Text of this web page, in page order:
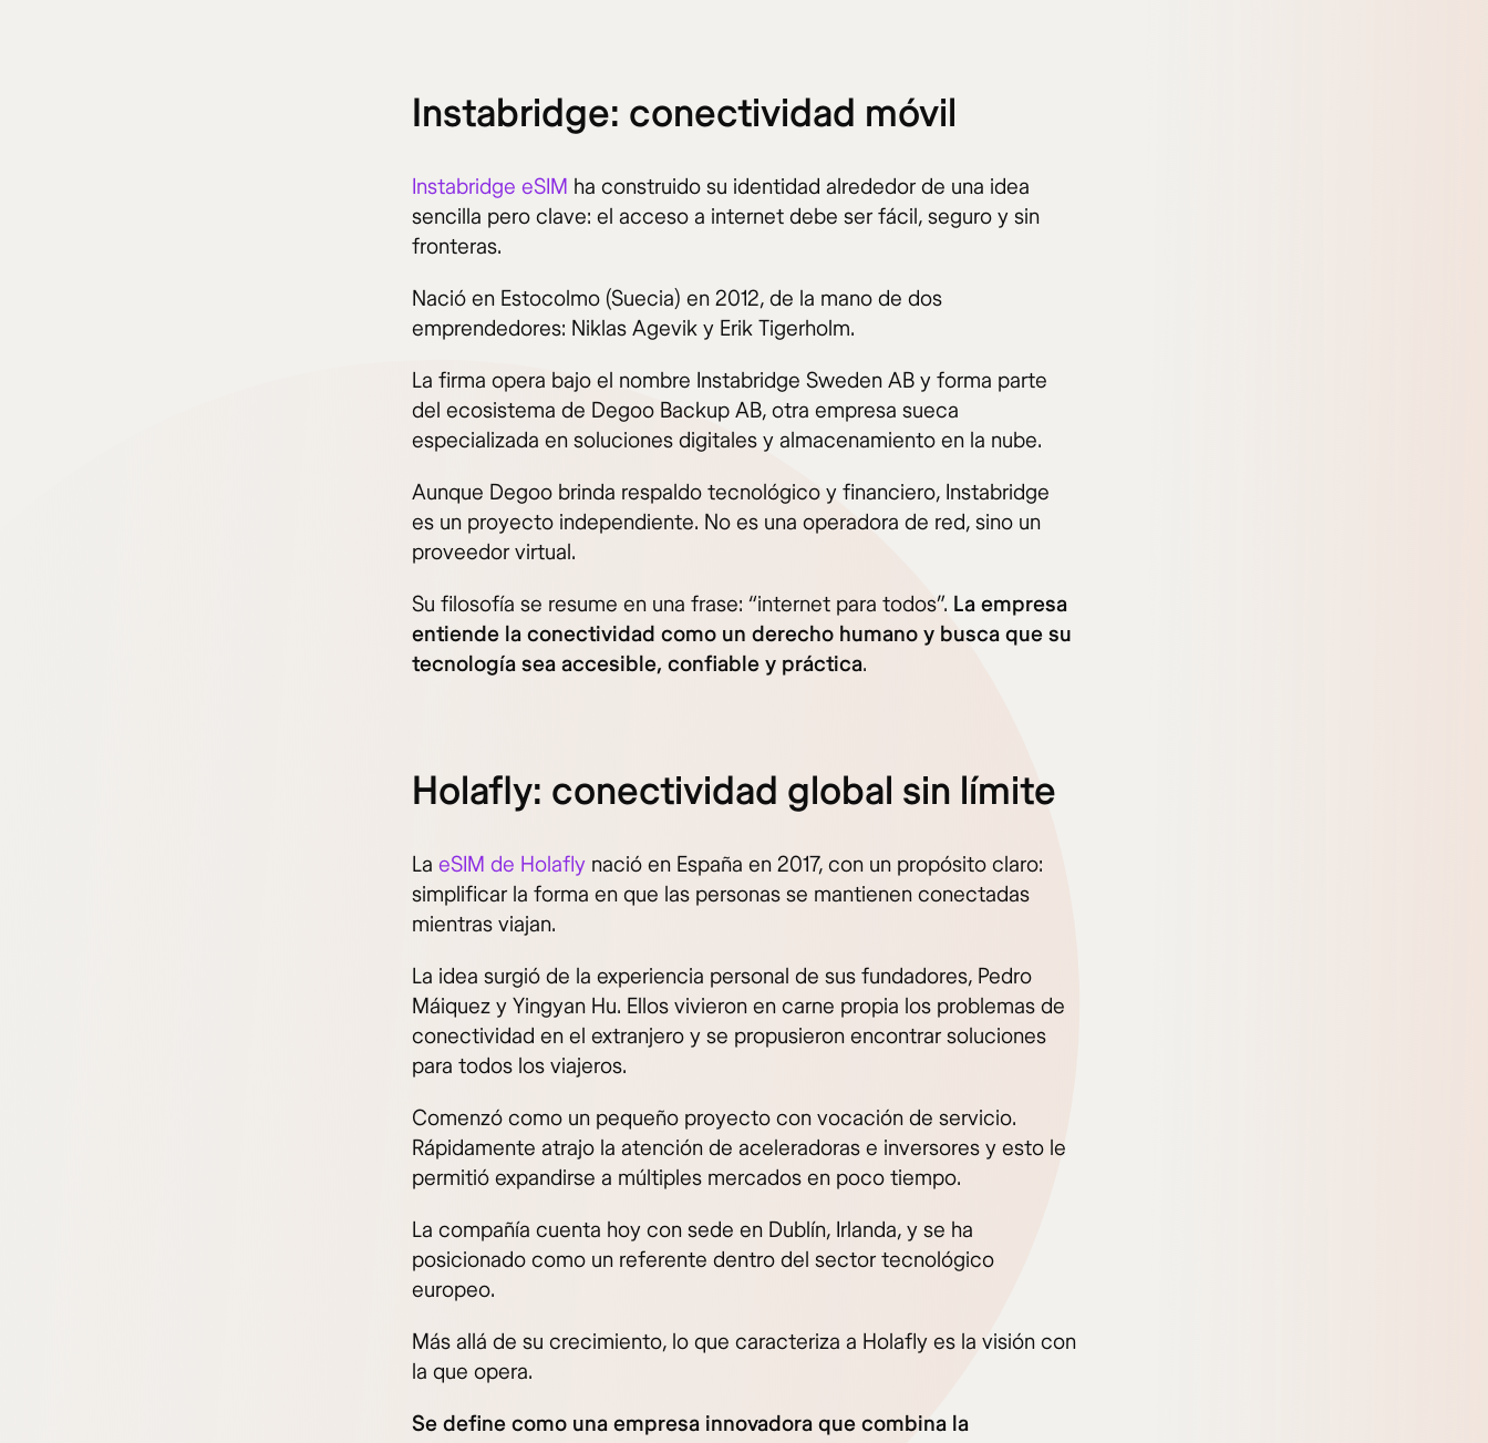
Instabridge: conectividad móvil
Instabridge eSIM ha construido su identidad alrededor de una idea
sencilla pero clave: el acceso a internet debe ser fácil, seguro y sin
fronteras.
Nació en Estocolmo (Suecia) en 2012, de la mano de dos
emprendedores: Niklas Agevik y Erik Tigerholm.
La firma opera bajo el nombre Instabridge Sweden AB y forma parte
del ecosistema de Degoo Backup AB, otra empresa sueca
especializada en soluciones digitales y almacenamiento en la nube.
Aunque Degoo brinda respaldo tecnológico y financiero, Instabridge
es un proyecto independiente. No es una operadora de red, sino un
proveedor virtual.
Su filosofía se resume en una frase: “internet para todos”. La empresa
entiende la conectividad como un derecho humano y busca que su
tecnología sea accesible, confiable y práctica.
Holafly: conectividad global sin límite
La eSIM de Holafly nació en España en 2017, con un propósito claro:
simplificar la forma en que las personas se mantienen conectadas
mientras viajan.
La idea surgió de la experiencia personal de sus fundadores, Pedro
Máiquez y Yingyan Hu. Ellos vivieron en carne propia los problemas de
conectividad en el extranjero y se propusieron encontrar soluciones
para todos los viajeros.
Comenzó como un pequeño proyecto con vocación de servicio.
Rápidamente atrajo la atención de aceleradoras e inversores y esto le
permitió expandirse a múltiples mercados en poco tiempo.
La compañía cuenta hoy con sede en Dublín, Irlanda, y se ha
posicionado como un referente dentro del sector tecnológico
europeo.
Más allá de su crecimiento, lo que caracteriza a Holafly es la visión con
la que opera.
Se define como una empresa innovadora que combina la